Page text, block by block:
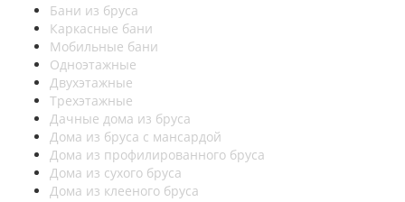
Бани из бруса
Каркасные бани
Мобильные бани
Одноэтажные
Двухэтажные
Трехэтажные
Дачные дома из бруса
Дома из бруса с мансардой
Дома из профилированного бруса
Дома из сухого бруса
Дома из клееного бруса